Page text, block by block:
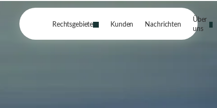
Rechtsgebiete Kunden Nachrichten
Über
uns